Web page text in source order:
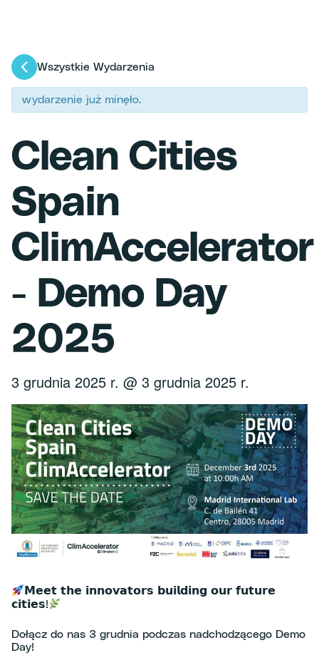
Wszystkie Wydarzenia
wydarzenie już minęło.
Clean Cities
Spain
ClimAccelerator
- Demo Day
2025
3 grudnia 2025 r. @ 3 grudnia 2025 r.
𝗠𝗲𝗲𝘁 𝘁𝗵𝗲 𝗶𝗻𝗻𝗼𝘃𝗮𝘁𝗼𝗿𝘀 𝗯𝘂𝗶𝗹𝗱𝗶𝗻𝗴 𝗼𝘂𝗿 𝗳𝘂𝘁𝘂𝗿𝗲
𝗰𝗶𝘁𝗶𝗲𝘀!
Dołącz do nas 3 grudnia podczas nadchodzącego Demo
Day!